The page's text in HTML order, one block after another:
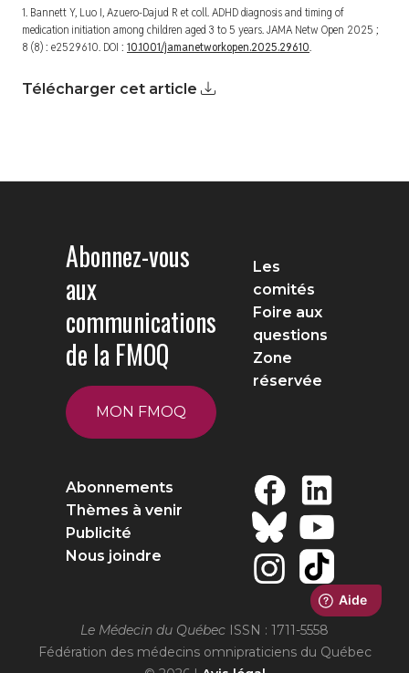
1. Bannett Y, Luo I, Azuero-Dajud R et coll. ADHD diagnosis and timing of
medication initiation among children aged 3 to 5 years.JAMA Netw Open 2025 ;
8 (8) : e2529610. DOI : 10.1001/jamanetworkopen.2025.29610.
Télécharger cet article
Abonnez-vous
aux
communications
de la FMOQ
MON FMOQ
Les
comités
Foire aux
questions
Zone
réservée
Abonnements
Thèmes à venir
Publicité
Nous joindre
Le Médecin du Québec ISSN : 1711-5558
Fédération des médecins omnipraticiens du Québec